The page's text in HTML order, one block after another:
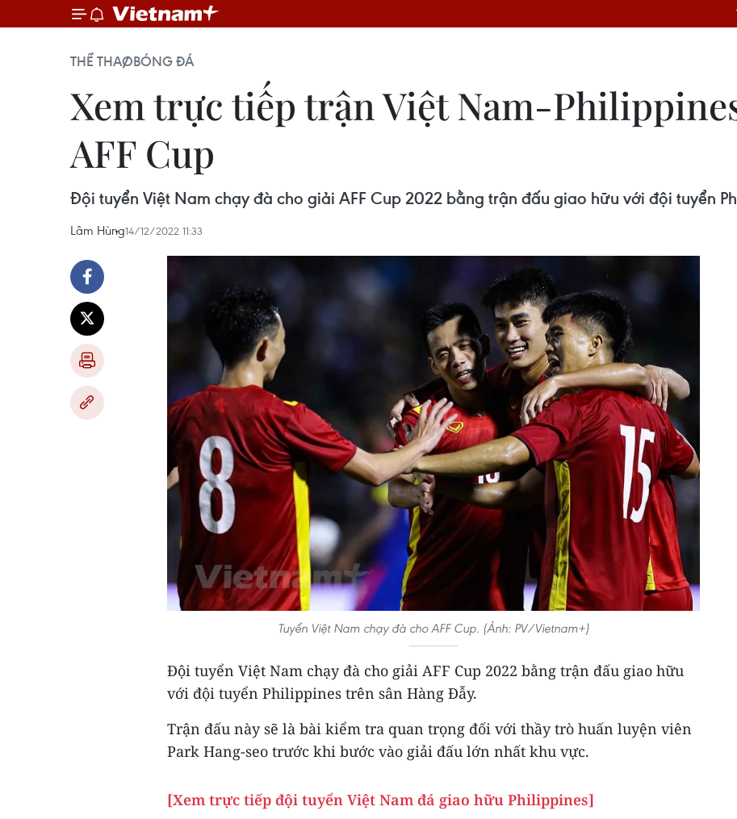
THỂ THAOBÓNG ĐÁ
Xem trực tiếp trận Việt Nam-
AFF Cup
Đội tuyển Việt Nam chạy đà cho giải AFF Cup 2022 bằng trận đấu giao hữu với đội tuyển
Lâm Hùng14/12/2022 11:33
Tuyển Việt Nam chạy đà cho AFF Cup. (Ảnh: PV/Vietnam+)
Đội tuyển Việt Nam chạy đà cho giải AFF Cup 2022 bằng trận đấu giao hữu
với đội tuyển Philippines trên sân Hàng Đẫy.
Trận đấu này sẽ là bài kiểm tra quan trọng đối với thầy trò huấn luyện viên
Park Hang-seo trước khi bước vào giải đấu lớn nhất khu vực.
[Xem trực tiếp đội tuyển Việt Nam đá giao hữu Philippines]